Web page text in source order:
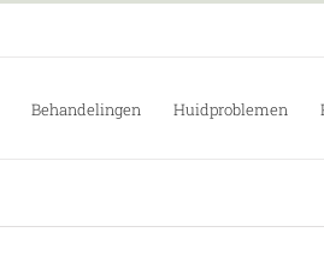
Behandelingen Huidproblemen